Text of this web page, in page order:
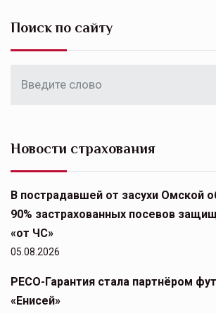
Поиск по сайту
Новости страхования
В пострадавшей от засухи Омской
90% застрахованных посевов
«от ЧС»
05.08.2026
РЕСО-Гарантия стала партнёром
«Енисей»